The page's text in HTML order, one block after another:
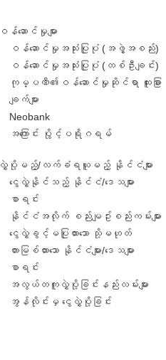
ဝန်ဆောင်မှုများ
ဝန်ဆောင်မှုအသုံးပြုပုံ (အဖွဲ့အစည်း)
ဝန်ဆောင်မှုအသုံးပြုပုံ (တစ်ဦးချင်း)
ကုမ္ပဏီ၏ဝန်ဆောင်မှုဆိုင်ရာ ထူးခြား
ချက်များ
Neobank
အကြောင်း ပွိုင့်ပရိုဂရမ်
လွှဲပို့မည့်/လက်ခံရယူမည့် နိုင်ငံများ
ငွေလွှဲနိုင်သည့် နိုင်ငံ/ဒေသများ
စာရင်း
နိုင်ငံအလိုက် စည်းမျဥ်းစည်းကမ်းများ
ငွေလွှဲခွင့်မပြုထားသော သို့မဟုတ်
တားမြစ်ထားသော နိုင်ငံများ/ဒေသများ
စာရင်း
အလွယ်တကူလွှဲပို့ခြင်းနည်းလမ်းများ
အွန်လိုင်းမှ ငွေလွှဲပို့ခြင်း